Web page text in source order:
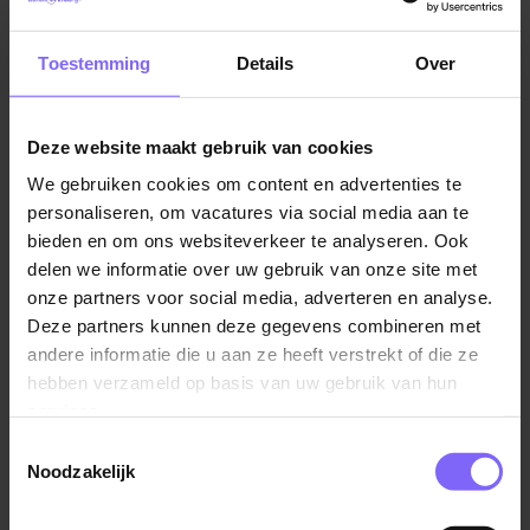
Toestemming Details Over
Deze website maakt gebruik van cookies
We gebruiken cookies om content en advertenties te
personaliseren, om vacatures via social media aan te
bieden en om ons websiteverkeer te analyseren. Ook
delen we informatie over uw gebruik van onze site met
onze partners voor social media, adverteren en analyse.
Deze partners kunnen deze gegevens combineren met
andere informatie die u aan ze heeft verstrekt of die ze
hebben verzameld op basis van uw gebruik van hun
Noodzakelijk
samenwerking samenkomen en waar jouw werk
direct bijdraagt aan biomedisch onderzoek en
dierenwelzijn.
Coördinator bedrijfsvoering
Ons doel:Het verder ontwikkelen van
kwaliteitsmanagement en het realiseren van nieuwe,
toekomstbestendige onderzoeksfaciliteiten.
Jouw collega’s:Je werkt binnen de Centrale
Proefdier Voorzieningen samen met dierverzorgers,
biotechnici, onderzoekers en ondersteunende
collega’s in een betrokken en professioneel team.
De Centrale Proefdier Voorzieningen ondersteunen
biomedisch onderzoek met dieren binnen de